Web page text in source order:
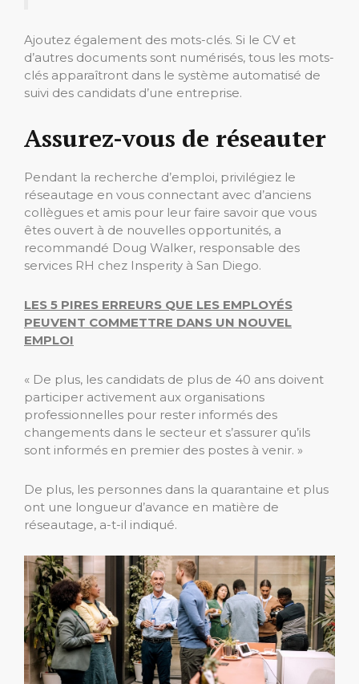
Ajoutez également des mots-clés. Si le CV et
d’autres documents sont numérisés, tous les mots-
clés apparaîtront dans le système automatisé de
suivi des candidats d’une entreprise.
Assurez-vous de réseauter
Pendant la recherche d’emploi, privilégiez le
réseautage en vous connectant avec d’anciens
collègues et amis pour leur faire savoir que vous
êtes ouvert à de nouvelles opportunités, a
recommandé Doug Walker, responsable des
services RH chez Insperity à San Diego.
LES 5 PIRES ERREURS QUE LES EMPLOYÉS
PEUVENT COMMETTRE DANS UN NOUVEL
EMPLOI
« De plus, les candidats de plus de 40 ans doivent
participer activement aux organisations
professionnelles pour rester informés des
changements dans le secteur et s’assurer qu’ils
sont informés en premier des postes à venir. »
De plus, les personnes dans la quarantaine et plus
ont une longueur d’avance en matière de
réseautage, a-t-il indiqué.